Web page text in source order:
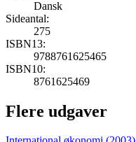
Dansk
Sideantal:
275
ISBN13:
9788761625465
ISBN10:
8761625469
Flere udgaver